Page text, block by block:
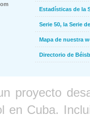
Estadísticas de la
Serie 50, la Serie
Mapa de nuestra
Directorio de
proyecto
en Cuba.